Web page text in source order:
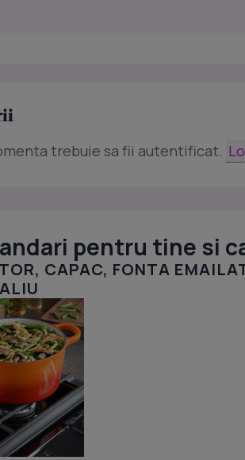
trebuie sa fii autentificat.
pentru tine si
CAPAC, FONTA